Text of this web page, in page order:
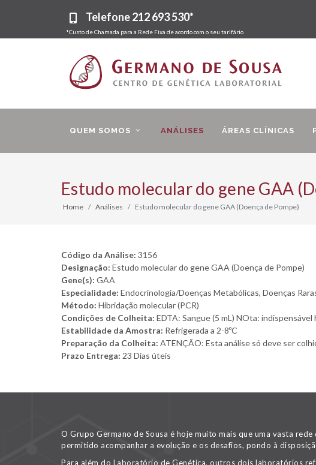
Telefone212 693 530*
*Custo de Chamada para a Rede Fixa de acordo com o seu tarifário
QUEM SOMOS ANÁLISES ÁREAS CLÍNICAS
Estudo molecular do gene GAA
Home Análises Estudo molecular do gene GAA (Doença de Pompe)
Código da Análise: 3156
Designação: Estudo molecular do gene GAA (Doença de Pompe)
Gene(s): GAA
Especialidade: Endocrinologia/Doenças Metabólicas, Doenças
Método: Hibridação molecular (PCR)
Condições de Colheita: EDTA: Sangue (5 mL) NOta: indispensável
Estabilidade da Amostra: Refrigerada a 2-8ºC
Preparação da Colheita: ATENÇÃO: Esta análise só deve ser
Prazo Entrega: 23 Dias úteis
O Grupo Germano de Sousa é hoje muito mais que uma vasta
permitido acompanhar a evolução e os desafios, pondo à
Para além do Laboratório de Genética, outros dois laboratórios